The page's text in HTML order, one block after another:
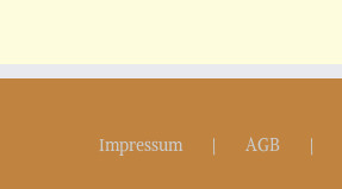
Impressum AGB